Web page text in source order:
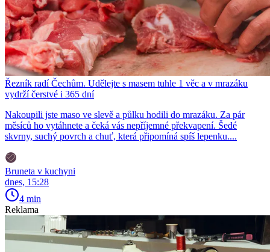
Řezník radí Čechům. Udělejte s masem tuhle 1 věc a v mrazáku
vydrží čerstvé i 365 dní
Nakoupili jste maso ve slevě a půlku hodili do mrazáku. Za pár
měsíců ho vytáhnete a čeká vás nepříjemné překvapení. Šedé
skvrny, suchý povrch a chuť, která připomíná spíš lepenku....
Bruneta v kuchyni
dnes, 15:28
4 min
Reklama